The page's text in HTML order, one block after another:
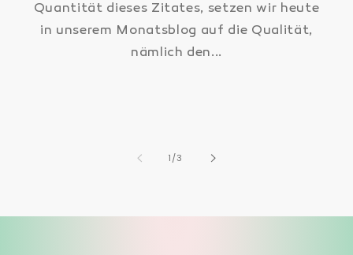
Quantität dieses Zitates, setzen wir heute
in unserem Monatsblog auf die Qualität,
nämlich den...
1/
von
3